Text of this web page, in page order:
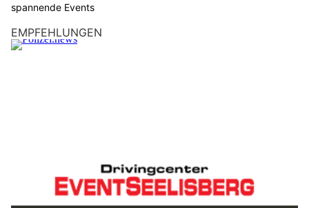
spannende Events
EMPFEHLUNGEN